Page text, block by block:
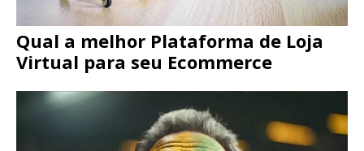
Qual a melhor Plataforma de Loja
Virtual para seu Ecommerce